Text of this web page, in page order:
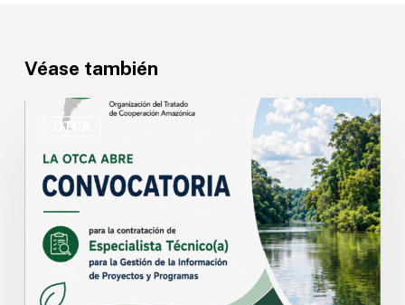
Véase también
OTCA
para
Especialista
Gestión